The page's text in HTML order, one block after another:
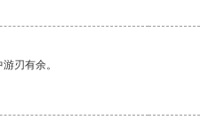
刃有余。